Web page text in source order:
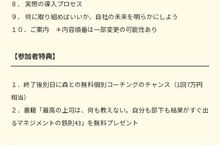
８． 実際の導入プロセス
９． 何に取り組めばいいか、自社の未来を明らかにしよう
１０．ご案内 ＊内容順番は一部変更の可能性あり
【参加者特典】
１．終了後別日に森との無料個別コーチングのチャンス（1回7万円
相当）
２．書籍「最高の上司は、何も教えない。自分も部下も結果がすぐ出
るマネジメントの鉄則43」を無料プレゼント